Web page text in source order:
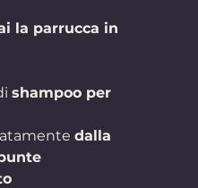
la parrucca in
shampoo per
dalla